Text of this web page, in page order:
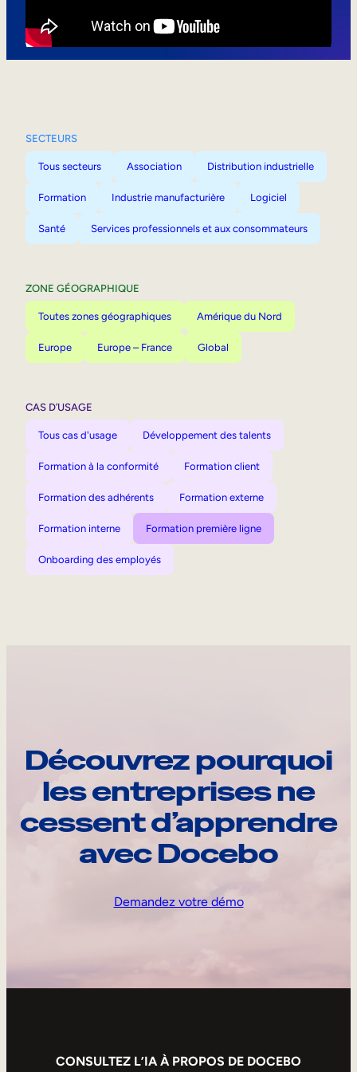
SECTEURS
Tous secteurs Association Distribution industrielle
Formation Industrie manufacturière Logiciel
Santé Services professionnels et aux consommateurs
ZONE GÉOGRAPHIQUE
Toutes zones géographiques Amérique du Nord
Europe Europe – France Global
CAS D’USAGE
Tous cas d'usage Développement des talents
Formation à la conformité Formation client
Formation des adhérents Formation externe
Formation interne Formation première ligne
Onboarding des employés
Découvrez pourquoi
les entreprises ne
cessent d’apprendre
avec Docebo
Demandez votre démo
CONSULTEZ L’IA À PROPOS DE DOCEBO